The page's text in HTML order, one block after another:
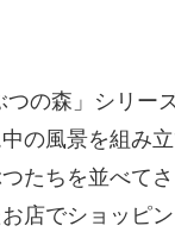
つの森」シリ
の風景を組み
たちを並べて
店でショッピ